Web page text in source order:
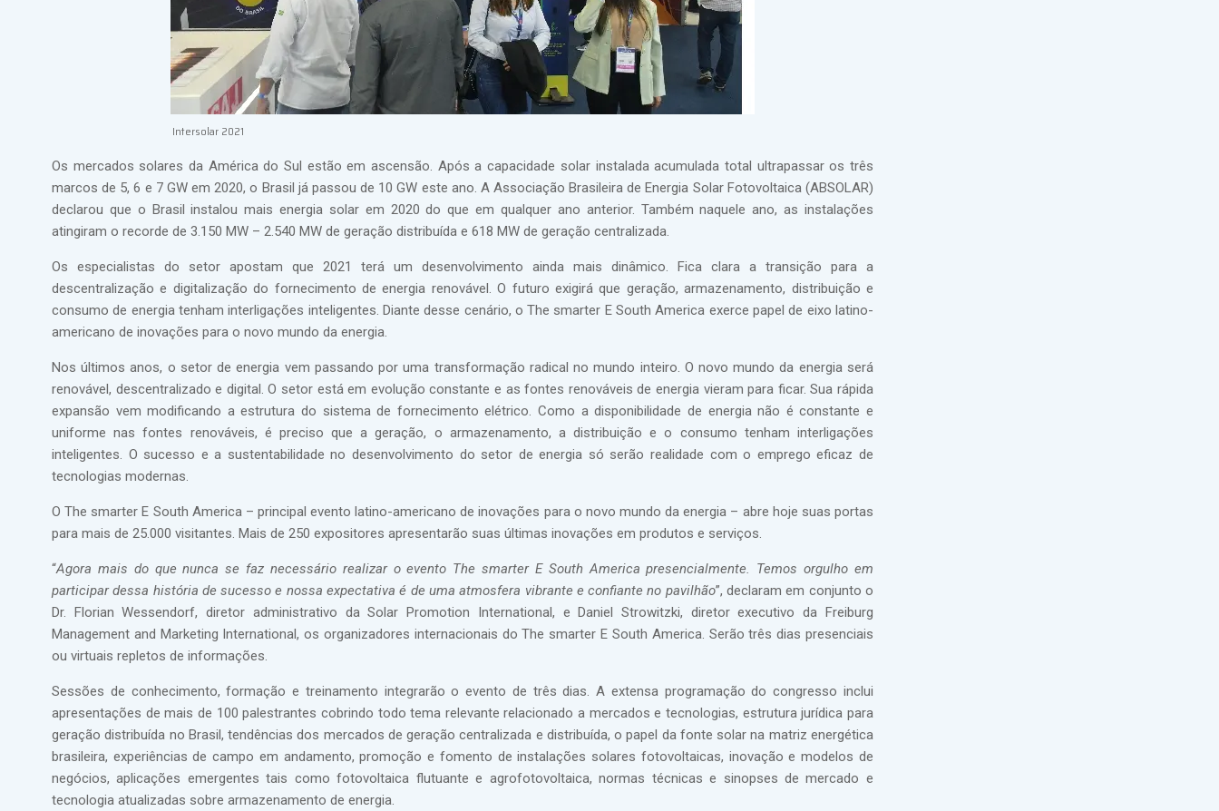
Intersolar 2021
Os mercados solares da América do Sul estão em ascensão. Após a capacidade solar instalada acumulada total ultrapassar os três
marcos de 5, 6 e 7 GW em 2020, o Brasil já passou de 10 GW este ano. A Associação Brasileira de Energia Solar Fotovoltaica (ABSOLAR)
declarou que o Brasil instalou mais energia solar em 2020 do que em qualquer ano anterior. Também naquele ano, as instalações
atingiram o recorde de 3.150 MW – 2.540 MW de geração distribuída e 618 MW de geração centralizada.
Os especialistas do setor apostam que 2021 terá um desenvolvimento ainda mais dinâmico. Fica clara a transição para a
descentralização e digitalização do fornecimento de energia renovável. O futuro exigirá que geração, armazenamento, distribuição e
consumo de energia tenham interligações inteligentes. Diante desse cenário, o The smarter E South America exerce papel de eixo latino-
americano de inovações para o novo mundo da energia.
Nos últimos anos, o setor de energia vem passando por uma transformação radical no mundo inteiro. O novo mundo da energia será
renovável, descentralizado e digital. O setor está em evolução constante e as fontes renováveis de energia vieram para ficar. Sua rápida
expansão vem modificando a estrutura do sistema de fornecimento elétrico. Como a disponibilidade de energia não é constante e
uniforme nas fontes renováveis, é preciso que a geração, o armazenamento, a distribuição e o consumo tenham interligações
inteligentes. O sucesso e a sustentabilidade no desenvolvimento do setor de energia só serão realidade com o emprego eficaz de
tecnologias modernas.
O The smarter E South America – principal evento latino-americano de inovações para o novo mundo da energia – abre hoje suas portas
para mais de 25.000 visitantes. Mais de 250 expositores apresentarão suas últimas inovações em produtos e serviços.
“Agora mais do que nunca se faz necessário realizar o evento The smarter E South America presencialmente. Temos orgulho em
participar dessa história de sucesso e nossa expectativa é de uma atmosfera vibrante e confiante no pavilhão”, declaram em conjunto o
Dr. Florian Wessendorf, diretor administrativo da Solar Promotion International, e Daniel Strowitzki, diretor executivo da Freiburg
Management and Marketing International, os organizadores internacionais do The smarter E South America. Serão três dias presenciais
ou virtuais repletos de informações.
Sessões de conhecimento, formação e treinamento integrarão o evento de três dias. A extensa programação do congresso inclui
apresentações de mais de 100 palestrantes cobrindo todo tema relevante relacionado a mercados e tecnologias, estrutura jurídica para
geração distribuída no Brasil, tendências dos mercados de geração centralizada e distribuída, o papel da fonte solar na matriz energética
brasileira, experiências de campo em andamento, promoção e fomento de instalações solares fotovoltaicas, inovação e modelos de
negócios, aplicações emergentes tais como fotovoltaica flutuante e agrofotovoltaica, normas técnicas e sinopses de mercado e
tecnologia atualizadas sobre armazenamento de energia.